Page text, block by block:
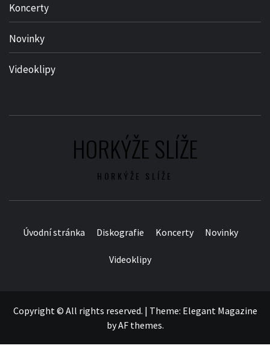
Koncerty
Novinky
Videoklipy
HORKÝŽE SLÍŽE
HORKÝŽE SLÍŽE
Úvodní stránka Diskografie Koncerty Novinky
Videoklipy
Copyright © All rights reserved. | Theme: Elegant Magazine
byAF themes.